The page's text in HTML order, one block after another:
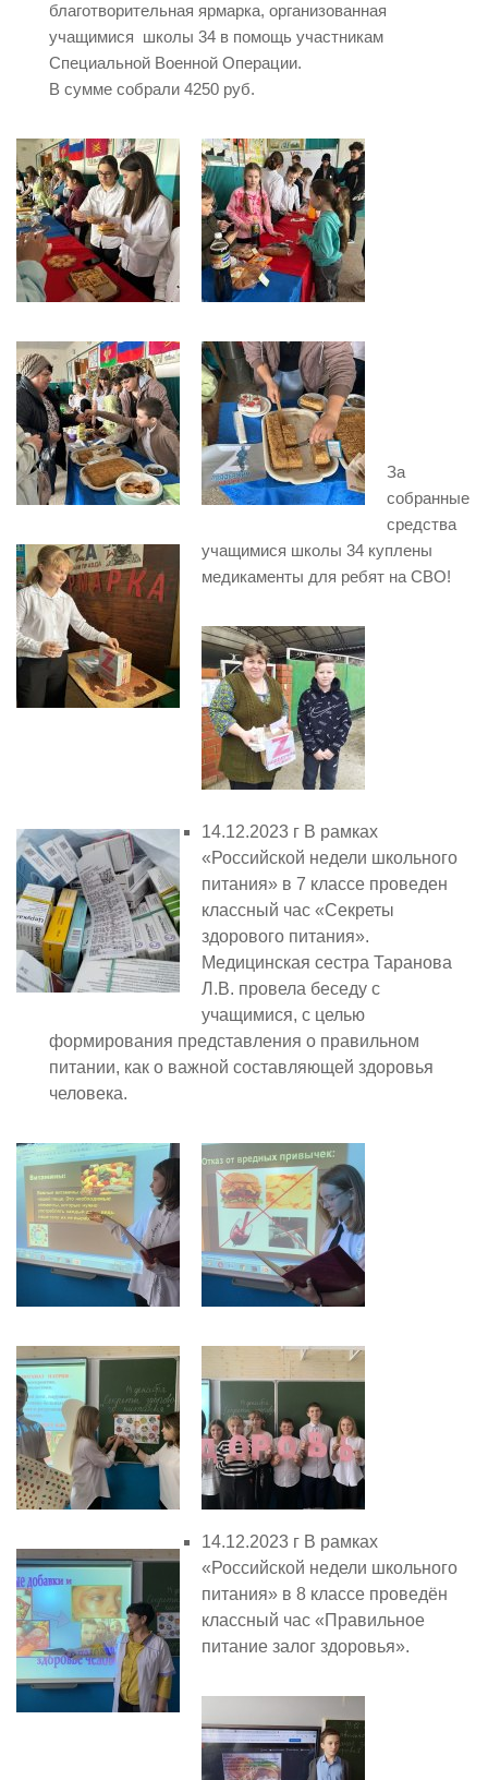
благотворительная ярмарка, организованная
учащимися школы 34 в помощь участникам
Специальной Военной Операции.
В сумме собрали 4250 руб.
За
собранные
средства
учащимися школы 34 куплены
медикаменты для ребят на СВО!
14.12.2023 г В рамках
«Российской недели школьного
питания» в 7 классе проведен
классный час «Секреты
здорового питания».
Медицинская сестра Таранова
Л.В. провела беседу с
учащимися, с целью
формирования представления о правильном
питании, как о важной составляющей здоровья
человека.
14.12.2023 г В рамках
«Российской недели школьного
питания» в 8 классе проведён
классный час «Правильное
питание залог здоровья».